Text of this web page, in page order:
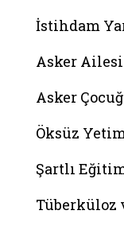
İstihdam
Asker Ailesi
Asker
Öksüz
Şartlı
Tüberküloz